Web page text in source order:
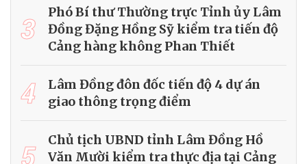
3
Phó Bí thư Thường trực Tỉnh ủy Lâm
Đồng Đặng Hồng Sỹ kiểm tra tiến độ
Cảng hàng không Phan Thiết
4
Lâm Đồng đôn đốc tiến độ 4 dự án
giao thông trọng điểm
5
Chủ tịch UBND tỉnh Lâm Đồng Hồ
Văn Mười kiểm tra thực địa tại Cảng